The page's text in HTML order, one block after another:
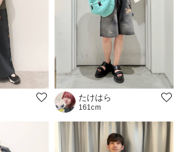
たけはら
161cm